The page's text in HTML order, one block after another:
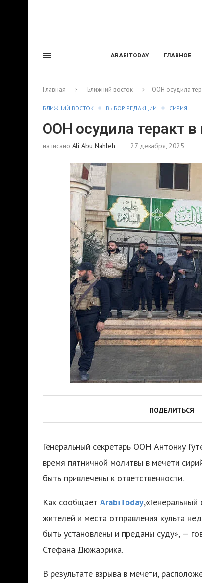
ARABITODAY ГЛАВНОЕ
Главная Ближний восток ООН осудила
БЛИЖНИЙ ВОСТОК ВЫБОР РЕДАКЦИИ СИРИЯ
ООН осудила теракт
написано Ali Abu Nahleh 27 декабря, 2025
ПОДЕЛИТЬСЯ
Генеральный секретарь ООН Антониу
время пятничной молитвы в мечети
быть привлечены к ответственности.
Как сообщает ArabiToday
жителей и места отправления культа
быть установлены и преданы суду», —
Стефана Дюжаррика.
В результате взрыва в мечети,